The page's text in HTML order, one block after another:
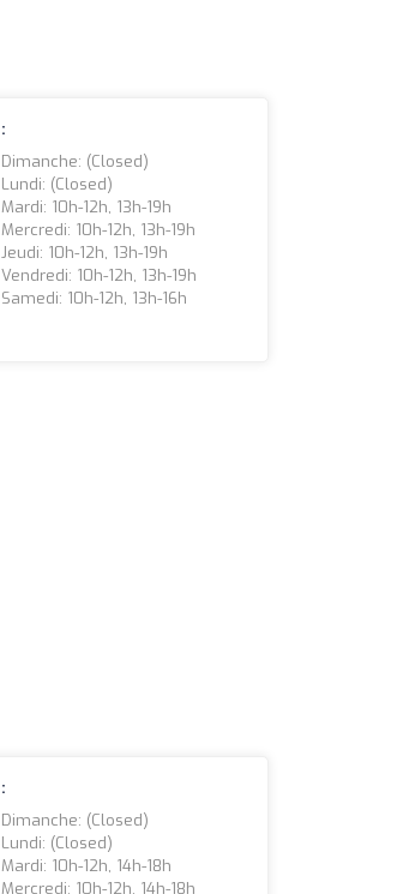
:
Dimanche: (closed)
Lundi: (closed)
Mardi: 10h-12h, 13h-19h
Mercredi: 10h-12h, 13h-19h
Jeudi: 10h-12h, 13h-19h
Vendredi: 10h-12h, 13h-19h
Samedi: 10h-12h, 13h-16h
:
Dimanche: (closed)
Lundi: (closed)
Mardi: 10h-12h, 14h-18h
Mercredi: 10h-12h, 14h-18h